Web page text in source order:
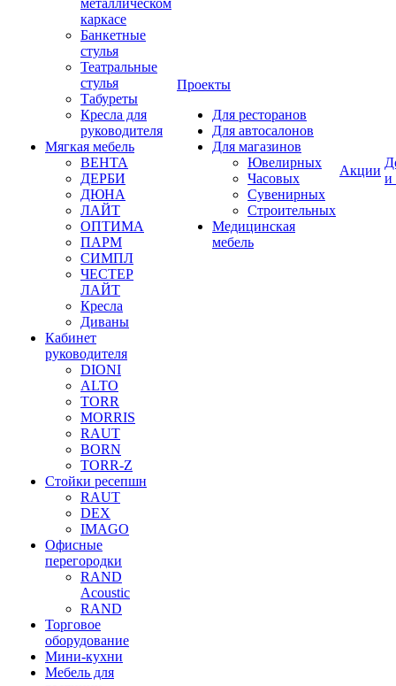
металлическом
каркасе
Банкетные
стулья
Театральные
стулья
Табуреты
Кресла для
руководителя
Мягкая мебель
ВЕНТА
ДЕРБИ
ДЮНА
ЛАЙТ
ОПТИМА
ПАРМ
СИМПЛ
ЧЕСТЕР
ЛАЙТ
Кресла
Диваны
Кабинет
руководителя
DIONI
ALTO
TORR
MORRIS
RAUT
BORN
TORR-Z
Стойки ресепшн
RAUT
DEX
IMAGO
Офисные
перегородки
RAND
Acoustic
RAND
Торговое
оборудование
Мини-кухни
Мебель для
Проекты
Для ресторанов
Для автосалонов
Для магазинов
Ювелирных
Часовых
Сувенирных
Строительных
Медицинская
мебель
Акции
и